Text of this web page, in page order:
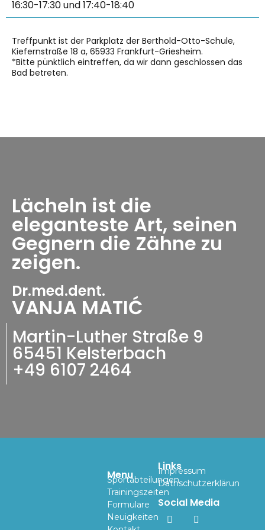
16:30-17:30 und 17:40-18:40
Treffpunkt ist der Parkplatz der Berthold-Otto-Schule,
Kiefernstraße 18 a, 65933 Frankfurt-Griesheim.
*Bitte pünktlich eintreffen, da wir dann geschlossen das
Bad betreten.
Lächeln ist die
eleganteste Art, seinen
Gegnern die Zähne zu
zeigen.
Dr.med.dent.
VANJA MATIĆ
Martin-Luther Straße 9
65451 Kelsterbach
+49 6107 2464
Menu
Sportabteilungen
Trainingszeiten
Formulare
Neuigkeiten
Links
Impressum
Datnschutzerklärun
Social Media